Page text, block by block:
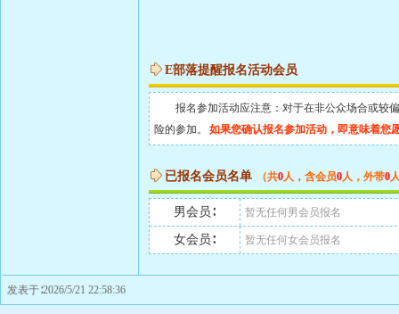
E部落提醒报名活动会员
报名参加活动应注意：对于在非公众场合或较偏
险的参加。
如果您确认报名参加活动，即意味着您
已报名会员名单 （共0人，含会员0人，外带0
男会员∶ 暂无任何男会员报名
女会员∶ 暂无任何女会员报名
发表于∶2026/5/21 22:58:36